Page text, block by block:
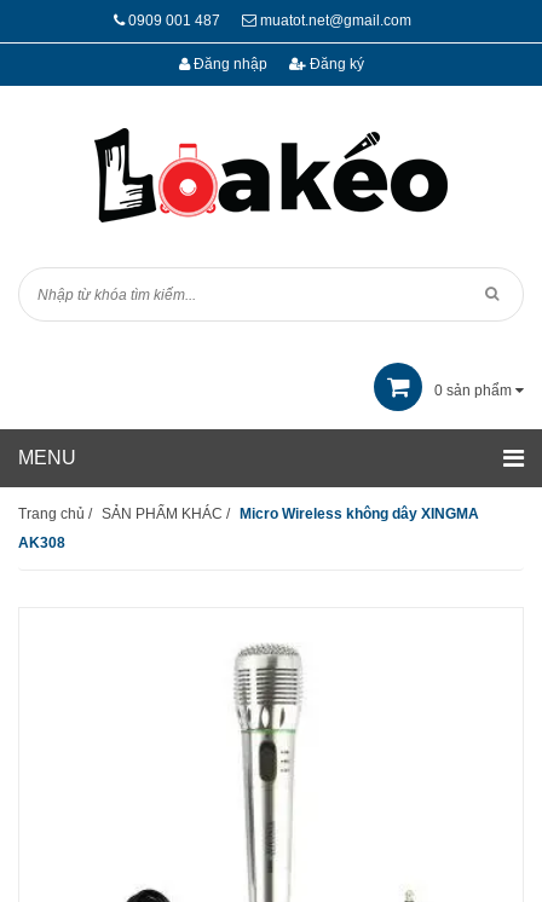
0909 001 487 muatot.net@gmail.com
Đăng nhập Đăng ký
0 sản phẩm
Trang chủ / SẢN PHẨM KHÁC /
Micro Wireless không dây XINGMA
AK308